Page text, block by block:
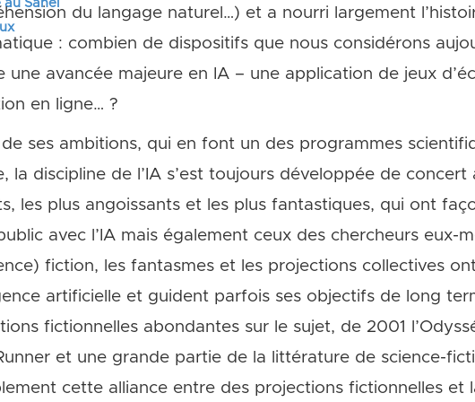
Sahel
du langage naturel…) et a nourri largement
: combien de dispositifs que nous considérons
une avancée majeure en IA – une application de jeux
en ligne… ?
ses ambitions, qui en font un des programmes
la discipline de l’IA s’est toujours développée de concert
les plus angoissants et les plus fantastiques, qui ont
avec l’IA mais également ceux des chercheurs eux-
fiction, les fantasmes et les projections collectives
artificielle et guident parfois ses objectifs de long
fictionnelles abondantes sur le sujet, de 2001
et une grande partie de la littérature de science-
cette alliance entre des projections fictionnelles et